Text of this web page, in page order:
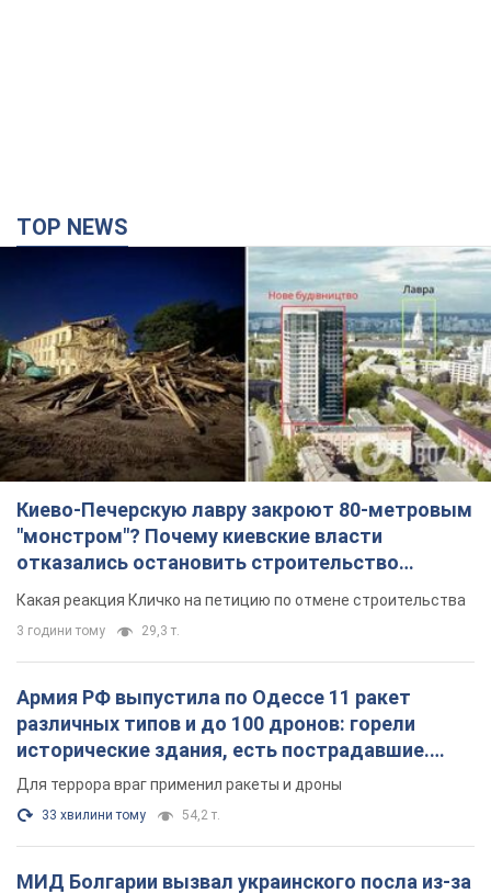
TOP NEWS
Киево-Печерскую лавру закроют 80-метровым
"монстром"? Почему киевские власти
отказались остановить строительство
небоскреба "московского верующего"
Какая реакция Кличко на петицию по отмене строительства
3 години тому 29,3 т.
Армия РФ выпустила по Одессе 11 ракет
различных типов и до 100 дронов: горели
исторические здания, есть пострадавшие.
Фото и видео
Для террора враг применил ракеты и дроны
33 хвилини тому 54,2 т.
МИД Болгарии вызвал украинского посла из-за